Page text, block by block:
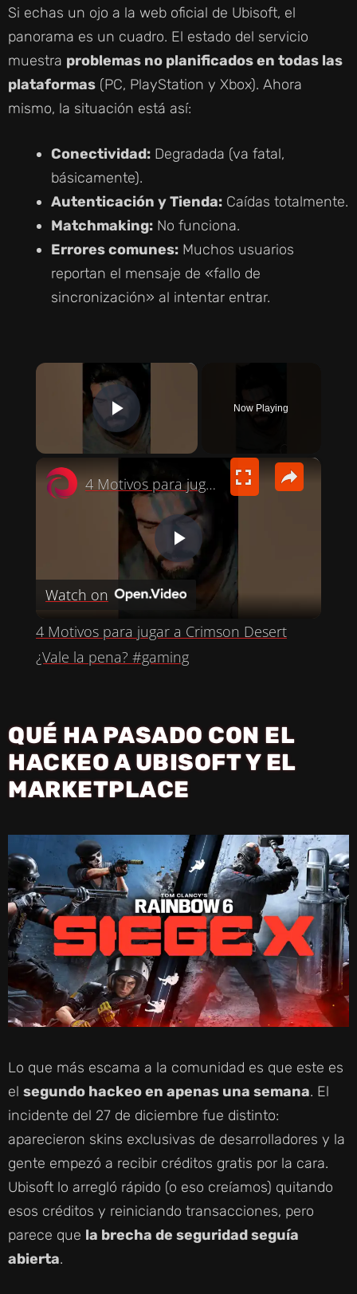
Si echas un ojo a la web oficial de Ubisoft, el
panorama es un cuadro. El estado del servicio
muestra problemas no planificados en todas las
plataformas (PC, PlayStation y Xbox). Ahora
mismo, la situación está así:
Conectividad: Degradada (va fatal,
básicamente).
Autenticación y Tienda: Caídas totalmente.
Matchmaking: No funciona.
Errores comunes: Muchos usuarios
reportan el mensaje de «fallo de
sincronización» al intentar entrar.
×
PLAY VIDEO
Now Playing
×
P
A
V
I
D
E
O
4 Motivos para jugar a Crimson Desert ¿Vale la pena? #gaming
Watch on
4 Motivos para jugar a Crimson Desert
¿Vale la pena? #gaming
QUÉ HA PASADO CON EL
HACKEO A UBISOFT Y EL
MARKETPLACE
Lo que más escama a la comunidad es que este es
el segundo hackeo en apenas una semana. El
incidente del 27 de diciembre fue distinto:
aparecieron skins exclusivas de desarrolladores y la
gente empezó a recibir créditos gratis por la cara.
Ubisoft lo arregló rápido (o eso creíamos) quitando
esos créditos y reiniciando transacciones, pero
parece que la brecha de seguridad seguía
abierta.